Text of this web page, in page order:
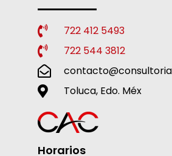
722 412 5493
722 544 3812
Toluca, Edo. Méx
Horarios